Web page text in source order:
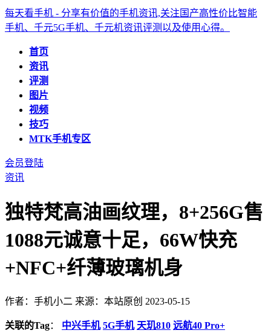
每天看手机 - 分享有价值的手机资讯,关注国产高性价比智能
手机、千元5G手机、千元机资讯评测以及使用心得。
首页
资讯
评测
图片
视频
技巧
MTK手机专区
会员登陆
资讯
独特梵高油画纹理，8+256G售
1088元诚意十足，66W快充
+NFC+纤薄玻璃机身
作者：手机小二 来源：本站原创 2023-05-15
关联的Tag： 中兴手机 5G手机 天玑810 远航40 Pro+